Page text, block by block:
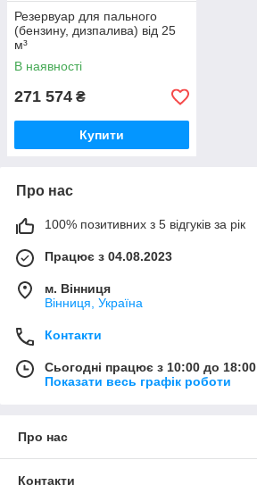
Резервуар для пального
(бензину, дизпалива) від 25
м³
В наявності
271 574 ₴
Купити
Про нас
100% позитивних з 5 відгуків за рік
Працює з 04.08.2023
м. Вінниця
Вінниця, Україна
Контакти
Сьогодні працює з 10:00 до 18:00
Показати весь графік роботи
Про нас
Контакти